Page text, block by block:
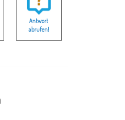
Antwort
abrufen!